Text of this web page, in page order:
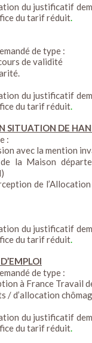
du justificatif
du tarif réduit
de type :
de validité
du justificatif
du tarif réduit
SITUATION DE
:
avec la mention
la Maison
de
du justificatif
du tarif réduit
de type :
à France Travail
d’allocation
du justificatif
du tarif réduit